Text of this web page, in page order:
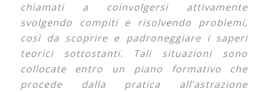
chiamati a coinvolgersi attivamente
svolgendo compiti e risolvendo problemi,
così da scoprire e padroneggiare i saperi
teorici sottostanti. Tali situazioni sono
collocate entro un piano formativo che
procede dalla pratica all’astrazione